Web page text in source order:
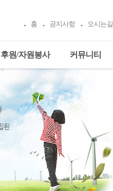
홈 공지사항 오시는길
후원/자원봉사 커뮤니티